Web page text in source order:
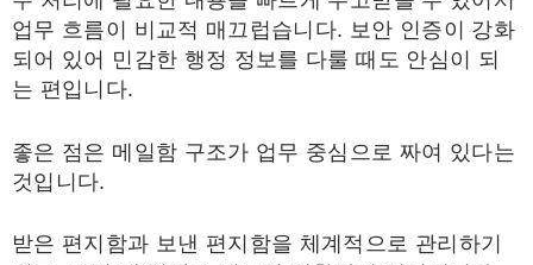
업무 흐름이 비교적 매끄럽습니다. 보안 인증이 강화
되어 있어 민감한 행정 정보를 다룰 때도 안심이 되
는 편입니다.
좋은 점은 메일함 구조가 업무 중심으로 짜여 있다는
것입니다.
받은 편지함과 보낸 편지함을 체계적으로 관리하기